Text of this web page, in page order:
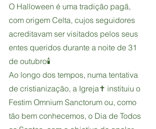
O Halloween é uma tradição pagã,
com origem Celta, cujos seguidores
acreditavam ser visitados pelos seus
entes queridos durante a noite de 31
de outubro🕯️
Ao longo dos tempos, numa tentativa
de cristianização, a Igreja✝️ instituiu o
Festim Omnium Sanctorum ou, como
tão bem conhecemos, o Dia de Todos